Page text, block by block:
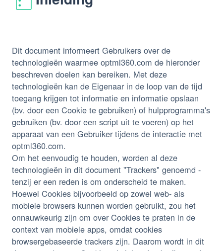
Dit document informeert Gebruikers over de
technologieën waarmee optml360.com de hieronder
beschreven doelen kan bereiken. Met deze
technologieën kan de Eigenaar in de loop van de tijd
toegang krijgen tot informatie en informatie opslaan
(bv. door een Cookie te gebruiken) of hulpprogramma's
gebruiken (bv. door een script uit te voeren) op het
apparaat van een Gebruiker tijdens de interactie met
optml360.com.
Om het eenvoudig te houden, worden al deze
technologieën in dit document "Trackers" genoemd -
tenzij er een reden is om onderscheid te maken.
Hoewel Cookies bijvoorbeeld op zowel web- als
mobiele browsers kunnen worden gebruikt, zou het
onnauwkeurig zijn om over Cookies te praten in de
context van mobiele apps, omdat cookies
browsergebaseerde trackers zijn. Daarom wordt in dit